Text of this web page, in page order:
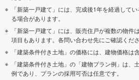
「新築一戸建て」には、完成後1年を経過して
る場合があります。
「新築一戸建て」には、販売住戸が複数の物件
項目もあります。各問い合わせ先にご確認くださ
「建築条件付き土地」の価格には、建物価格は
「建築条件付き土地」の「建物プラン例」は、
例であり、プランの採用可否は任意です。